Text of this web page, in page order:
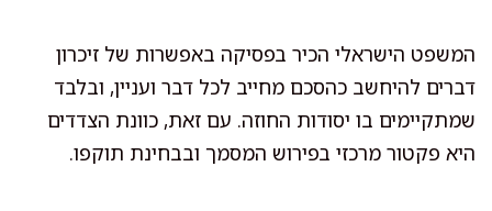
המשפט הישראלי הכיר בפסיקה באפשרות של זיכרון
דברים להיחשב כהסכם מחייב לכל דבר ועניין, ובלבד
שמתקיימים בו יסודות החוזה. עם זאת, כוונת הצדדים
היא פקטור מרכזי בפירוש המסמך ובבחינת תוקפו.